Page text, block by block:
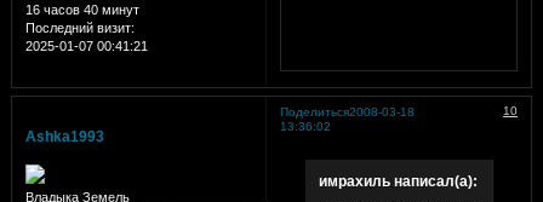
16 часов 40 минут
Последний визит:
2025-01-07 00:41:21
Поделиться 10
2008-03-18
13:36:02
Ashka1993
Владыка Земель
имрахиль написал(а):